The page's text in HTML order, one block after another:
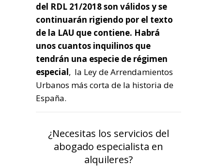
del RDL 21/2018 son válidos y se
continuarán rigiendo por el texto
de la LAU que contiene. Habrá
unos cuantos inquilinos que
tendrán una especie de régimen
especial, la Ley de Arrendamientos
Urbanos más corta de la historia de
España.
¿Necesitas los servicios del
abogado especialista en
alquileres?